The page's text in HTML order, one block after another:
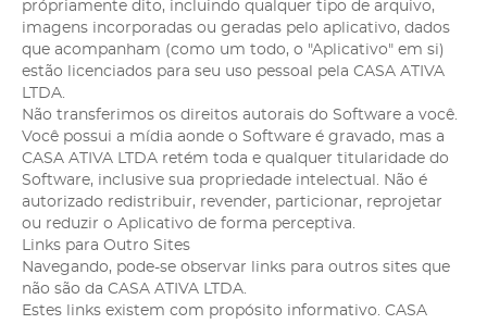
própriamente dito, incluindo qualquer tipo de arquivo,
imagens incorporadas ou geradas pelo aplicativo, dados
que acompanham (como um todo, o "Aplicativo" em si)
estão licenciados para seu uso pessoal pela CASA ATIVA
LTDA.
Não transferimos os direitos autorais do Software a você.
Você possui a mídia aonde o Software é gravado, mas a
CASA ATIVA LTDA retém toda e qualquer titularidade do
Software, inclusive sua propriedade intelectual. Não é
autorizado redistribuir, revender, particionar, reprojetar
ou reduzir o Aplicativo de forma perceptiva.
Links para Outro Sites
Navegando, pode-se observar links para outros sites que
não são da CASA ATIVA LTDA.
Estes links existem com propósito informativo. CASA